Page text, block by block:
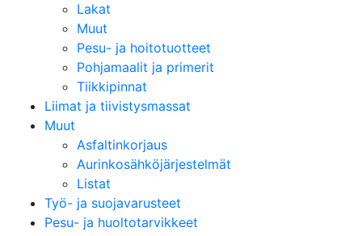
Lakat
Muut
Pesu- ja hoitotuotteet
Pohjamaalit ja primerit
Tiikkipinnat
Liimat ja tiivistysmassat
Muut
Asfaltinkorjaus
Aurinkosähköjärjestelmät
Listat
Työ- ja suojavarusteet
Pesu- ja huoltotarvikkeet